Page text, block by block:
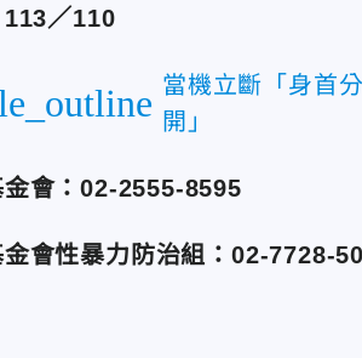
／110
當機立斷「身首
開」
會：02-2555-8595
會性暴力防治組：02-7728-